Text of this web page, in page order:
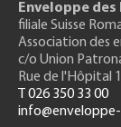
Enveloppe
filiale Suisse
Association des
c/o Union
Rue de l'Hôpital
T 026 350 33 00